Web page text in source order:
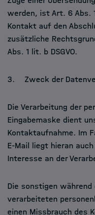
werden, ist Art. 6 Abs.
Kontakt auf den
zusätzliche
Abs. 1 lit. b DSGVO.
3. Zweck der
Die Verarbeitung der
Eingabemaske dient
Kontaktaufnahme. Im
E-Mail liegt hieran
Interesse an der
Die sonstigen während
verarbeiteten
einen Missbrauch des